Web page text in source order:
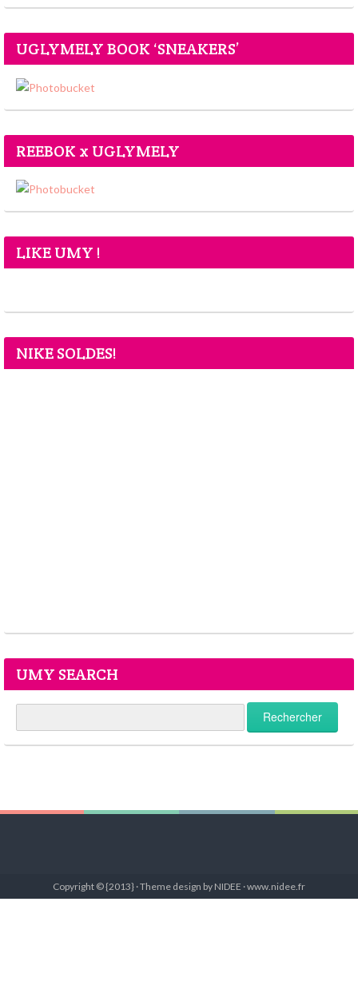
UGLYMELY BOOK ‘SNEAKERS’
REEBOK x UGLYMELY
LIKE UMY !
NIKE SOLDES!
UMY SEARCH
Copyright © {2013} · Theme design by NIDEE · www.nidee.fr